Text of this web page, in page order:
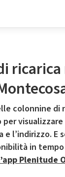
colonnine
per
l’indirizzo. E
in
Plenitude